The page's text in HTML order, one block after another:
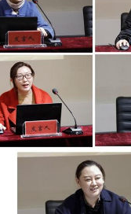
聚焦
别参
，党